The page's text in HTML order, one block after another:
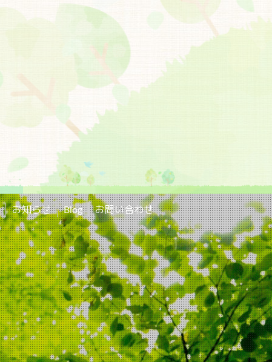
お知らせ Blog お問い合わせ